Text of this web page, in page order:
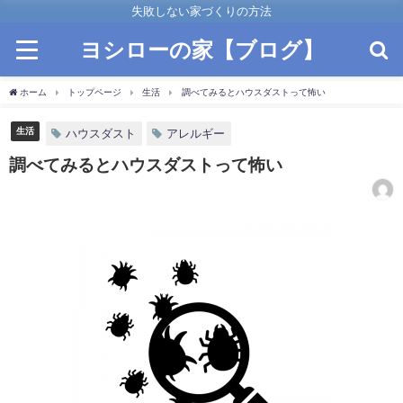
失敗しない家づくりの方法
ヨシローの家【ブログ】
ホーム トップページ 生活 調べてみるとハウスダストって怖い
生活 ハウスダスト アレルギー
調べてみるとハウスダストって怖い